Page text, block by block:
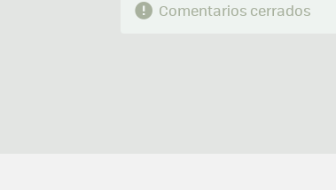
Comentarios cerrados